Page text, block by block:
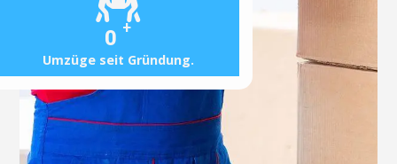
0 +
Umzüge seit Gründung.